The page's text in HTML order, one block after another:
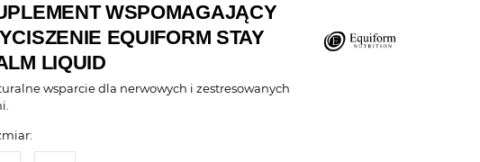
WSPOMAGAJĄCY
EQUIFORM STAY
LIQUID
wsparcie dla nerwowych i zestresowanych